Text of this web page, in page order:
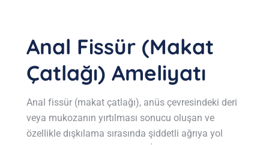
Anal Fissür (Makat
Çatlağı) Ameliyatı
Anal fissür (makat çatlağı), anüs çevresindeki deri
veya mukozanın yırtılması sonucu oluşan ve
özellikle dışkılama sırasında şiddetli ağrıya yol